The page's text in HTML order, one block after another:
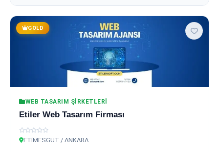
GOLD
WEB TASARIM ŞIRKETLERI
Etiler Web Tasarım Firması
ETİMESGUT / ANKARA